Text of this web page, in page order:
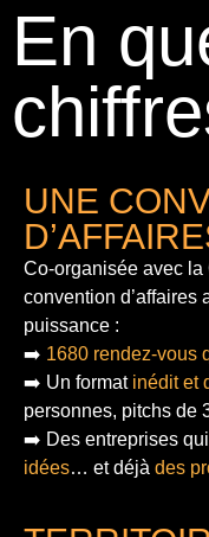
En
UNE
Co-organisée avec
convention d’affaires
puissance :
➡️ 1680 rendez-vous
➡️ Un format inédit et
personnes, pitchs de
➡️ Des entreprises
idées… et déjà des